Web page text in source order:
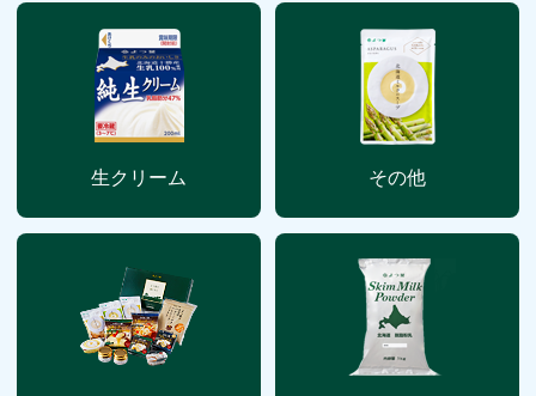
生クリーム その他